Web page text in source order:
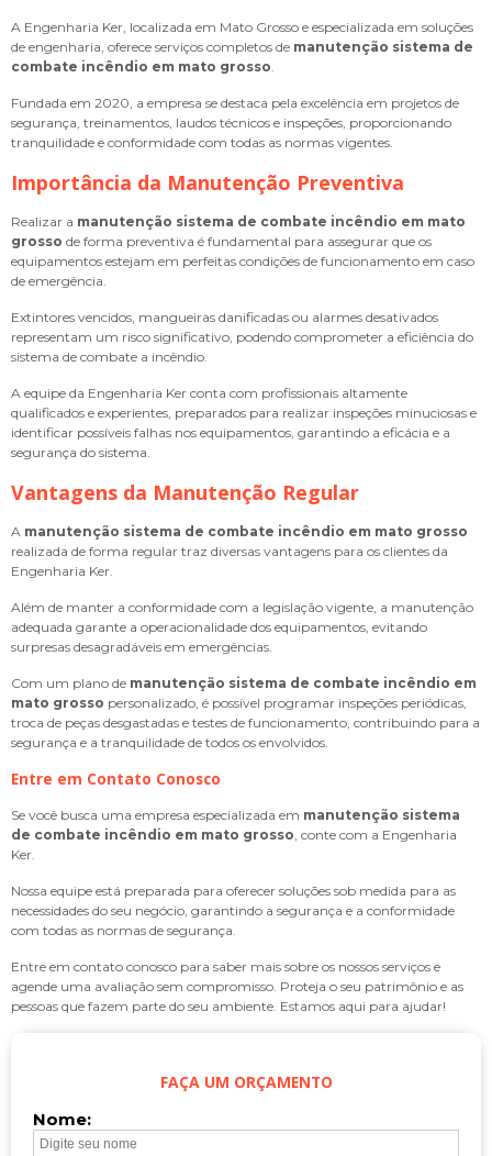
A Engenharia Ker, localizada em Mato Grosso e especializada em soluções
de engenharia, oferece serviços completos de manutenção sistema de
combate incêndio em mato grosso
Fundada em 2020, a empresa se destaca pela excelência em projetos de
segurança, treinamentos, laudos técnicos e inspeções, proporcionando
tranquilidade e conformidade com todas as normas vigentes.
Importância da Manutenção Preventiva
Realizar a manutenção sistema de combate incêndio em mato
grosso de forma preventiva é fundamental para assegurar que os
equipamentos estejam em perfeitas condições de funcionamento em caso
de emergência.
Extintores vencidos, mangueiras danificadas ou alarmes desativados
representam um risco significativo, podendo comprometer a eficiência do
sistema de combate a incêndio.
A equipe da Engenharia Ker conta com profissionais altamente
qualificados e experientes, preparados para realizar inspeções minuciosas e
identificar possíveis falhas nos equipamentos, garantindo a eficácia e a
segurança do sistema.
Vantagens da Manutenção Regular
A manutenção sistema de combate incêndio em mato grosso
realizada de forma regular traz diversas vantagens para os clientes da
Engenharia Ker.
Além de manter a conformidade com a legislação vigente, a manutenção
adequada garante a operacionalidade dos equipamentos, evitando
surpresas desagradáveis em emergências.
Com um plano de manutenção sistema de combate incêndio em
mato grosso personalizado, é possível programar inspeções periódicas,
troca de peças desgastadas e testes de funcionamento, contribuindo para a
segurança e a tranquilidade de todos os envolvidos.
Entre em Contato Conosco
Se você busca uma empresa especializada em manutenção sistema
de combate incêndio em mato grosso , conte com a Engenharia
Ker.
Nossa equipe está preparada para oferecer soluções sob medida para as
necessidades do seu negócio, garantindo a segurança e a conformidade
com todas as normas de segurança.
Entre em contato conosco para saber mais sobre os nossos serviços e
agende uma avaliação sem compromisso. Proteja o seu patrimônio e as
pessoas que fazem parte do seu ambiente. Estamos aqui para ajudar!
FAÇA UM ORÇAMENTO
Nome: